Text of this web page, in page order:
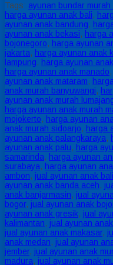
Tags: ayunan bundar
harga ayunan anak bali,
ayunan anak bandung,
ayunan anak bekasi, harga
bojonegoro, harga ayunan
jakarta, harga ayunan anak
lampung, harga ayunan
harga ayunan anak manado,
ayunan anak mataram,
anak murah banyuwangi,
ayunan anak murah
harga ayunan anak murah
mojokerto, harga ayunan
anak murah sidoarjo, harga
ayunan anak palangkaraya,
ayunan anak palu, harga
samarinda, harga ayunan
surabaya, harga ayunan
ambon, jual ayunan anak bali
ayunan anak banda aceh,
anak banjarmasin, jual
bogor, jual ayunan anak
ayunan anak gresik, jual
kalimantan, jual ayunan
jual ayunan anak makasar,
anak medan, jual ayunan
jember, jual ayunan anak
madura, jual ayunan anak